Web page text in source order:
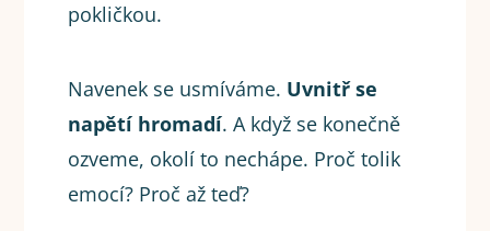
pokličkou.
Navenek se usmíváme. Uvnitř se
napětí hromadí. A když se konečně
ozveme, okolí to nechápe. Proč tolik
emocí? Proč až teď?